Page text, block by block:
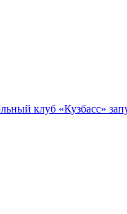
клуб «Кузбасс»